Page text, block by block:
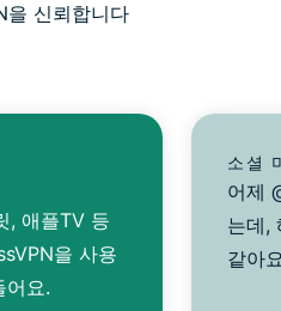
을 신뢰합니다
, 애플TV 등
을 사용
어요.
소셜
어제
는데,
같아